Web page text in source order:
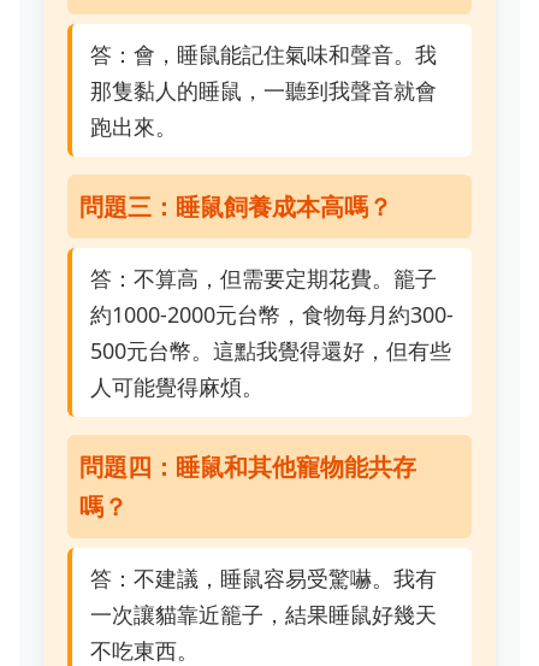
答：會，睡鼠能記住氣味和聲音。我
那隻黏人的睡鼠，一聽到我聲音就會
跑出來。
問題三：睡鼠飼養成本高嗎？
答：不算高，但需要定期花費。籠子
約1000-2000元台幣，食物每月約300-
500元台幣。這點我覺得還好，但有些
人可能覺得麻煩。
問題四：睡鼠和其他寵物能共存
嗎？
答：不建議，睡鼠容易受驚嚇。我有
一次讓貓靠近籠子，結果睡鼠好幾天
不吃東西。